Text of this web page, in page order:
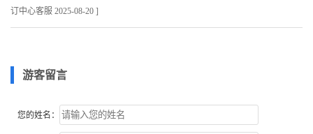
订中心客服 2025-08-20 ]
游客留言
您的姓名：